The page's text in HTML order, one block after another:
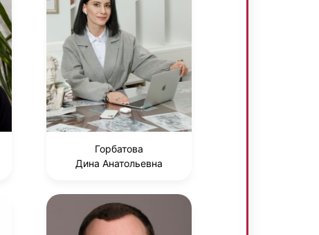
Горбатова
Дина Анатольевна